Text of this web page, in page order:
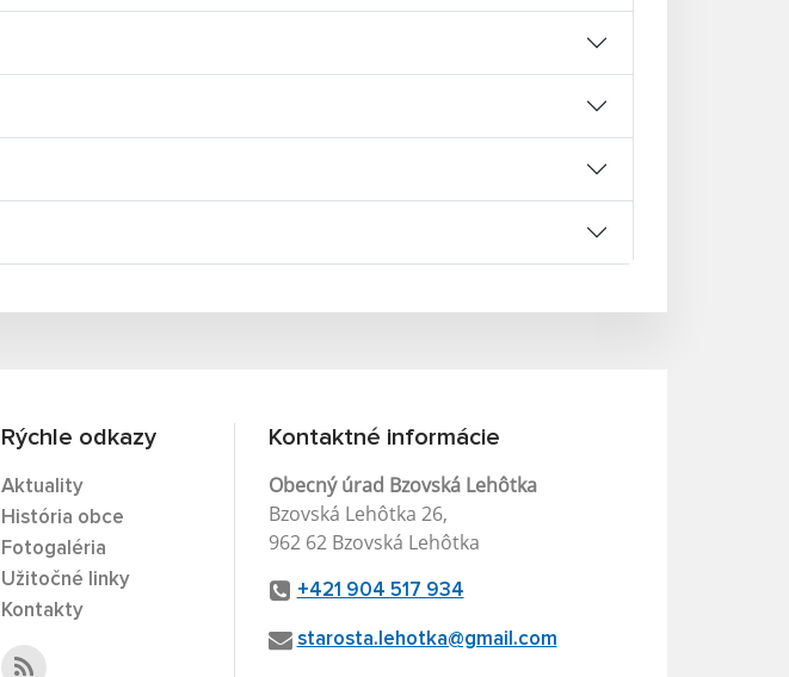
Rýchle odkazy
Aktuality
História obce
Fotogaléria
Užitočné linky
Kontakty
Kontaktné informácie
Obecný úrad Bzovská Lehôtka
Bzovská Lehôtka 26,
962 62 Bzovská Lehôtka
+421 904 517 934
starosta.lehotka@gmail.com